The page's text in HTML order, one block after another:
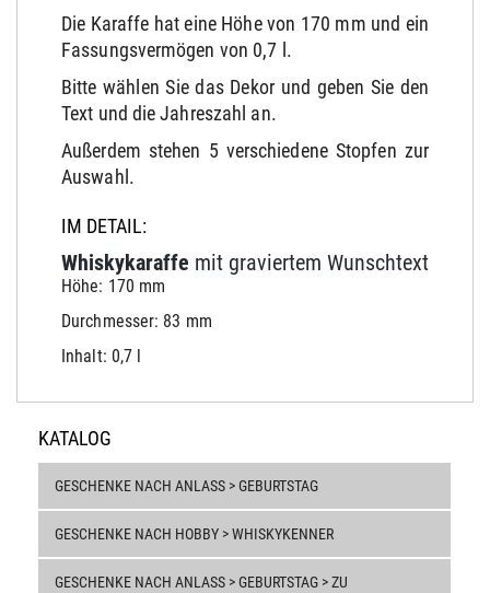
Die Karaffe hat eine Höhe von 170 mm und ein
Fassungsvermögen von 0,7 l.
Bitte wählen Sie das Dekor und geben Sie den
Text und die Jahreszahl an.
Außerdem stehen 5 verschiedene Stopfen zur
Auswahl.
IM DETAIL:
Whiskykaraffe mit graviertem Wunschtext
Höhe: 170 mm
Durchmesser: 83 mm
Inhalt: 0,7 l
KATALOG
GESCHENKE NACH ANLASS > GEBURTSTAG
GESCHENKE NACH HOBBY > WHISKYKENNER
GESCHENKE NACH ANLASS > GEBURTSTAG > ZU